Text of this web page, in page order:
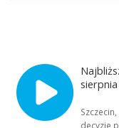
decyzje